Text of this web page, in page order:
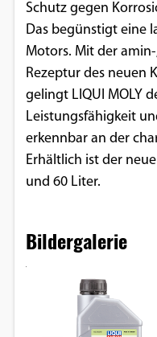
Schutz gegen
Das begünstigt eine
Motors. Mit der
Rezeptur des neuen
gelingt LIQUI MOLY
Leistungsfähigkeit
erkennbar an der
Erhältlich ist der
und 60 Liter.
Bildergalerie
EXTERNE
Um Inhalte von
Social Media
können,
Medien
YouTube
Vimeo
Google Maps
Anbieter: